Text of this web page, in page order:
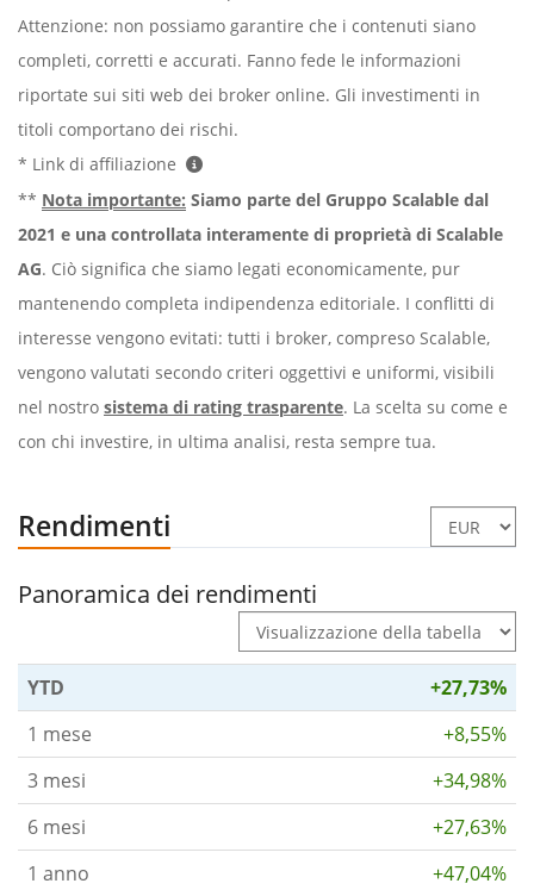
Attenzione: non possiamo garantire che i contenuti siano
completi, corretti e accurati. Fanno fede le informazioni
riportate sui siti web dei broker online. Gli investimenti in
titoli comportano dei rischi.
* Link di affiliazione
** Nota importante: Siamo parte del Gruppo Scalable dal
2021 e una controllata interamente di proprietà di Scalable
AG. Ciò significa che siamo legati economicamente, pur
mantenendo completa indipendenza editoriale. I conflitti di
interesse vengono evitati: tutti i broker, compreso Scalable,
vengono valutati secondo criteri oggettivi e uniformi, visibili
nel nostro sistema di rating trasparente. La scelta su come e
con chi investire, in ultima analisi, resta sempre tua.
Rendimenti
Panoramica dei rendimenti
YTD
+27,73%
1 mese
+8,55%
3 mesi
+34,98%
6 mesi
+27,63%
1 anno
+47,04%